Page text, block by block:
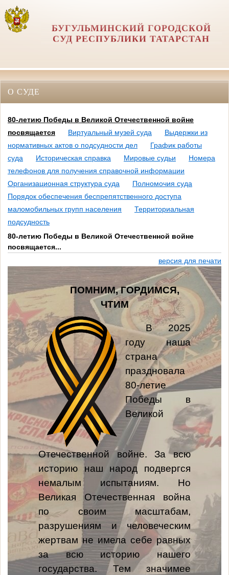
БУГУЛЬМИНСКИЙ ГОРОДСКОЙ
СУД РЕСПУБЛИКИ ТАТАРСТАН
О СУДЕ
80-летию Победы в Великой Отечественной войне
посвящается
Виртуальный музей суда
Выдержки из
нормативных актов о подсудности дел
График работы
суда
Историческая справка Мировые судьи
Номера
телефонов для получения справочной информации
Организационная структура суда
Полномочия суда
Порядок обеспечения беспрепятственного доступа
маломобильных групп населения
Территориальная
подсудность
80-летию Победы в Великой Отечественной войне
посвящается...
версия для печати
ПОМНИМ, ГОРДИМСЯ,
ЧТИМ
В 2025
году наша
страна
праздновала
80-летие
Победы в
Великой
Отечественной войне. За всю
историю наш народ подвергся
немалым испытаниям. Но
Великая Отечественная война
по своим масштабам,
разрушениям и человеческим
жертвам не имела себе равных
за всю историю нашего
государства. Тем значимее